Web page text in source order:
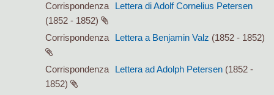
Corrispondenza
Lettera di Adolf Cornelius Petersen
(1852 - 1852)
Corrispondenza
Lettera a Benjamin Valz (1852 - 1852)
Corrispondenza Lettera ad Adolph Petersen (1852 -
1852)